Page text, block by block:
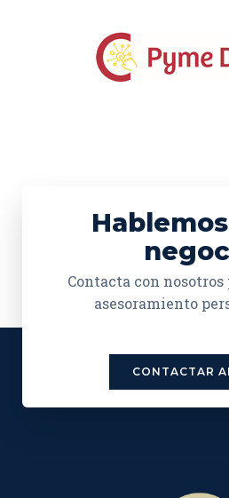
Contacta con
asesoramiento
CONTACTAR